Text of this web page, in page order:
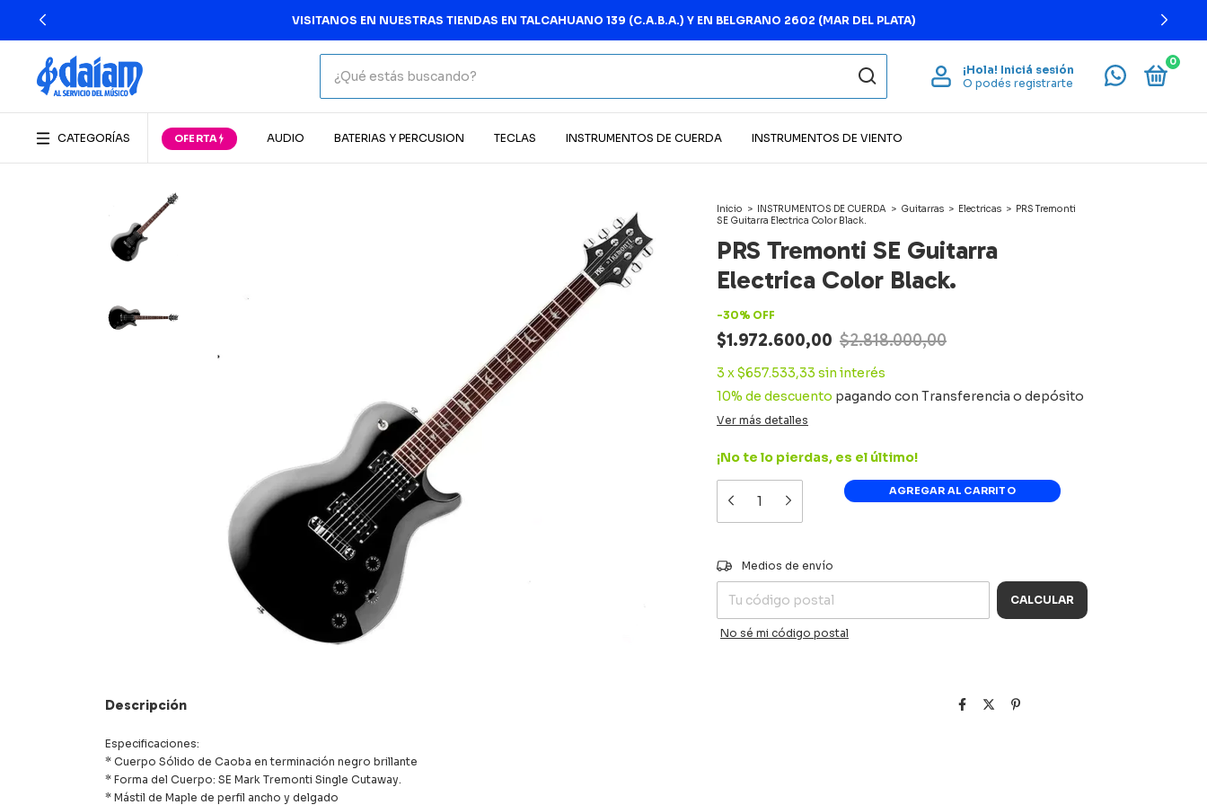
VISITANOS EN NUESTRAS TIENDAS EN TALCAHUANO 139 (C.A.B.A.) Y EN BELGRANO 2602 (MAR DEL PLATA)
¡Hola! Iniciá sesión
O podés registrarte
0
CATEGORÍAS AUDIO BATERIAS Y PERCUSION TECLAS INSTRUMENTOS DE CUERDA INSTRUMENTOS DE VIENTO
Inicio > INSTRUMENTOS DE CUERDA > Guitarras > Electricas > PRS Tremonti
SE Guitarra Electrica Color Black.
PRS Tremonti SE Guitarra
Electrica Color Black.
-30% OFF
$1.972.600,00 $2.818.000,00
3 x$657.533,33 sin interés
10% de descuento pagando con Transferencia o depósito
Ver más detalles
¡No te lo pierdas, es el último!
Entregas para el CP:
Medios de envío
CALCULAR
No sé mi código postal
Descripción
Especificaciones:
* Cuerpo Sólido de Caoba en terminación negro brillante
* Forma del Cuerpo: SE Mark Tremonti Single Cutaway.
* Mástil de Maple de perfil ancho y delgado